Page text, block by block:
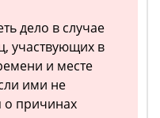
дело в случае
участвующих в
и месте
ими не
о причинах